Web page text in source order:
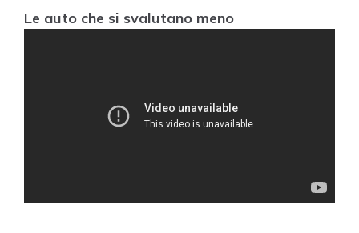
Le auto che si svalutano meno